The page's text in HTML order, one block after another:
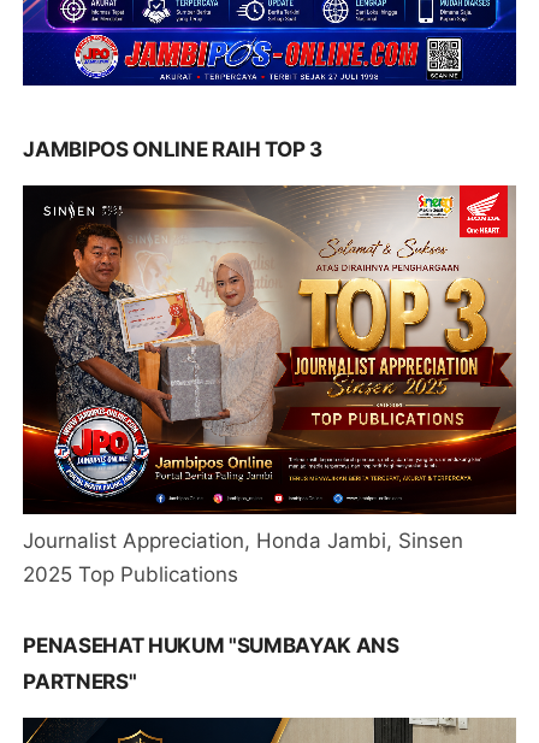
JAMBIPOS ONLINE RAIH TOP 3
Journalist Appreciation, Honda Jambi, Sinsen
2025 Top Publications
PENASEHAT HUKUM "SUMBAYAK ANS
PARTNERS"